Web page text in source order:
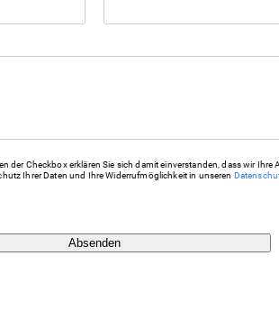
Checkbox erklären Sie sich damit einverstanden, dass wir
Ihrer Daten und Ihre Widerrufmöglichkeit in unseren
Absenden